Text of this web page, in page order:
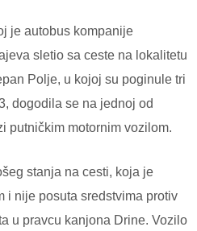
je autobus kompanije
sletio sa ceste na lokalitetu
Polje, u kojoj su poginule tri
dogodila se na jednoj od
putničkim motornim vozilom.
stanja na cesti, koja je
i nije posuta sredstvima protiv
u pravcu kanjona Drine. Vozilo